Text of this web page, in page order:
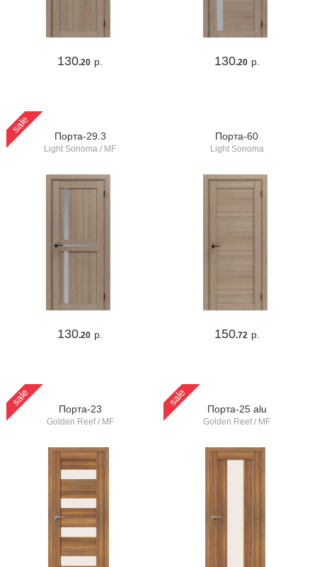
130.20 р. 130.20 р.
sale
Порта-29.3
Light Sonoma / MF
130.20 р.
Порта-60
Light Sonoma
150.72 р.
sale
Порта-23
Golden Reef / MF
sale
Порта-25 alu
Golden Reef / MF